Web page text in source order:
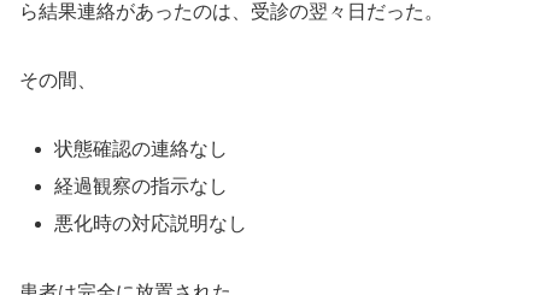
ら結果連絡があったのは、受診の翌々日だった。
その間、
状態確認の連絡なし
経過観察の指示なし
悪化時の対応説明なし